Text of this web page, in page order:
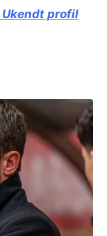
Ukendt profil